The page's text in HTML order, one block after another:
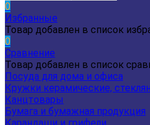
0
Избранные
Товар добавлен в список
0
Сравнение
Товар добавлен в список
Посуда для дома и офиса
Кружки керамические,
Канцтовары
Бумага и бумажная продукция